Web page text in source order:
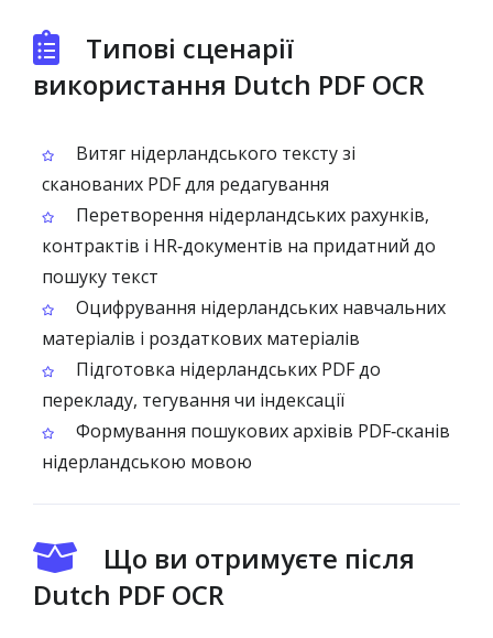
Типові сценарії
використання Dutch PDF OCR
Витяг нідерландського тексту зі
сканованих PDF для редагування
Перетворення нідерландських рахунків,
контрактів і HR‑документів на придатний до
пошуку текст
Оцифрування нідерландських навчальних
матеріалів і роздаткових матеріалів
Підготовка нідерландських PDF до
перекладу, тегування чи індексації
Формування пошукових архівів PDF‑сканів
нідерландською мовою
Що ви отримуєте після
Dutch PDF OCR